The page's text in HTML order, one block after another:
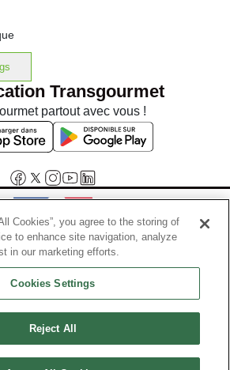
Transgourmet
partout avec vous !
boissons alcooliques aux mineurs de
moins de 18 ans
l'acheteur est exigée au moment de la vente
Code de la santé publique, Aar.l.3342-1 et l.3353-3
Cookies”, you agree to the storing of
to enhance site navigation, analyze
in our marketing efforts.
Cookies Settings
Reject All